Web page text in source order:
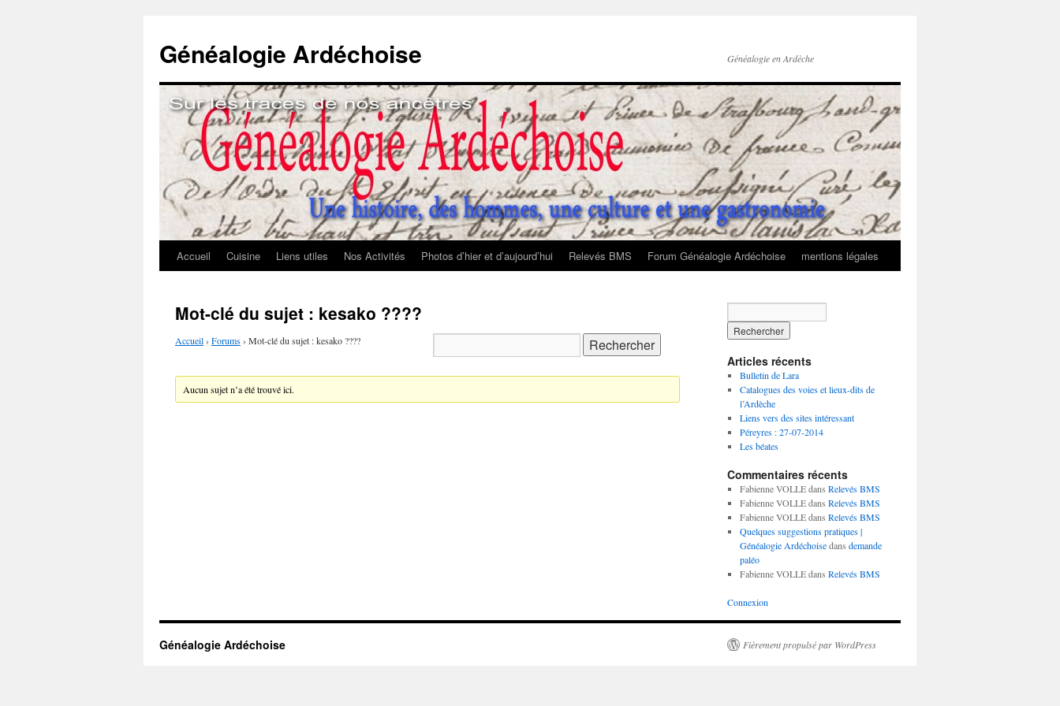
Généalogie Ardéchoise Généalogie en Ardèche
Aller
contenu
Accueil Cuisine Liens utiles Nos Activités Photos d’hier et d’aujourd’hui Relevés BMS Forum Généalogie Ardéchoise mentions légales
Mot-clé du sujet : kesako ????
Accueil› Forums› Mot-clé du sujet : kesako ????
Aucun sujet n’a été trouvé ici.
Articles récents
Bulletin de Lara
Catalogues des voies et lieux-dits de
l’Ardèche
Liens vers des sites intéressant
Péreyres : 27-07-2014
Les béates
Commentaires récents
Fabienne VOLLEdans Relevés BMS
Fabienne VOLLEdans Relevés BMS
Fabienne VOLLEdans Relevés BMS
Quelques suggestions pratiques |
Généalogie Ardéchoisedans demande
paléo
Fabienne VOLLEdans Relevés BMS
Connexion
Généalogie Ardéchoise Fièrement propulsé par WordPress